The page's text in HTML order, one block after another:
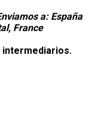
a: España
France
intermediarios.